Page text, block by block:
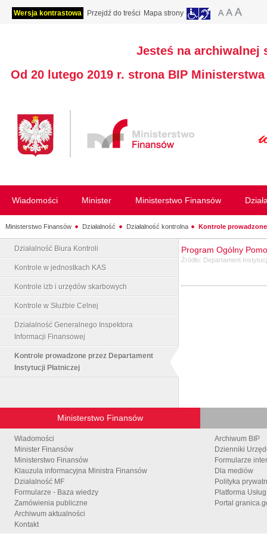
Wersja kontrastowa Przejdź do treści Mapa strony
Jesteś na archiwalnej
Od 20 lutego 2019 r. strona BIP
Wiadomości Minister Ministerstwo Finansów
Ministerstwo Finansów Działalność Działalność kontrolna Kontrole
Działalność Biura Kontroli
Kontrole w jednostkach KAS
Kontrole izb i urzędów skarbowych
Kontrole w Służbie Celnej
Działalność Generalnego Inspektora
Informacji Finansowej
Kontrole prowadzone przez Departament
Instytucji Płatniczej
Program Ogólny
Źródło: Departament
Ministerstwo Finansów
Wiadomości
Minister Finansów
Ministerstwo Finansów
Klauzula informacyjna Ministra Finansów
Działalność MF
Formularze - Baza wiedzy
Zamówienia publiczne
Archiwum aktualności
Kontakt
Archiwum BIP
Dzienniki
Formularze
Dla mediów
Polityka
Platforma
Portal